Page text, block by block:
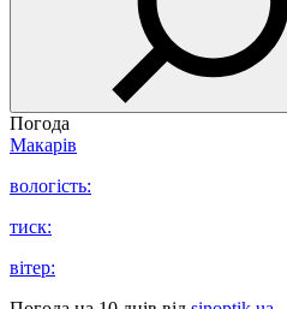
Погода
Макарів
вологість:
тиск:
вітер: